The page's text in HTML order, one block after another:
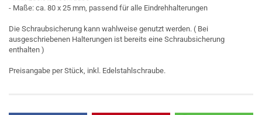
- Maße: ca. 80 x 25 mm, passend für alle Eindrehhalterungen
Die Schraubsicherung kann wahlweise genutzt werden. ( Bei
ausgeschriebenen Halterungen ist bereits eine Schraubsicherung
enthalten )
Preisangabe per Stück, inkl. Edelstahlschraube.